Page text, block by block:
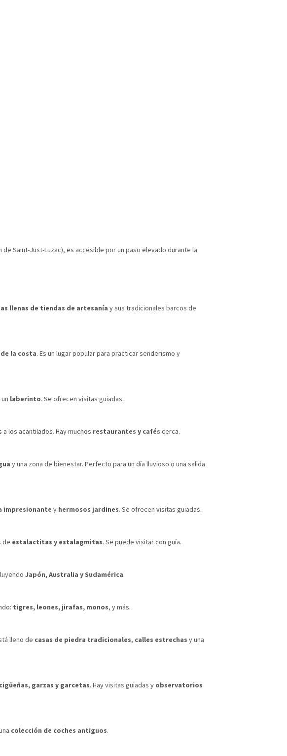
de Saint-Just-Luzac), es accesible por un paso elevado durante la
llenas de tiendas de artesanía y sus tradicionales barcos de
la costa. Es un lugar popular para practicar senderismo y
laberinto. Se ofrecen visitas guiadas.
a los acantilados. Hay muchos restaurantes y cafés cerca.
y una zona de bienestar. Perfecto para un día lluvioso o una salida
impresionante y hermosos jardines. Se ofrecen visitas guiadas.
de estalactitas y estalagmitas. Se puede visitar con guía.
Japón, Australia y Sudamérica.
tigres, leones, jirafas, monos, y más.
lleno de casas de piedra tradicionales, calles estrechas y una
cigüeñas, garzas y garcetas. Hay visitas guiadas y observatorios
colección de coches antiguos.